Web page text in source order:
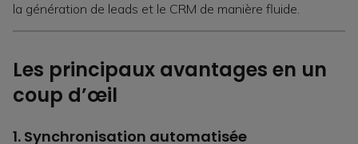
la génération de leads et le CRM de manière fluide.
Les principaux avantages en un
coup d’œil
1. Synchronisation automatisée